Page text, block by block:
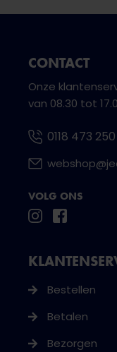
CONTACT
Onze
van 08.30 tot
0118 473 250
VOLG ONS
Bestellen
Betalen
Bezorgen